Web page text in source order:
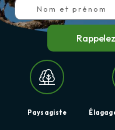
Paysagiste